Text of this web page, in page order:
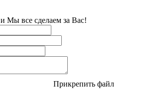
и Мы все сделаем за Вас!
Прикрепить файл